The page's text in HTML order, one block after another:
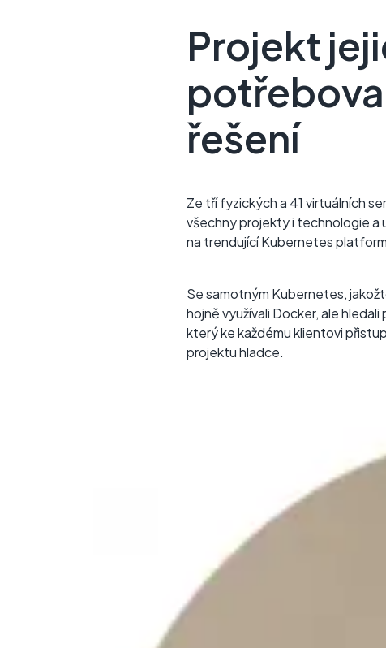
Projekt
řešení
Ze tří fyzických a 41 virtuálních
všechny projekty i technologie a
na trendující Kubernetes
Se samotným Kubernetes,
hojně využívali Docker, ale
který ke každému klientovi
projektu hladce.